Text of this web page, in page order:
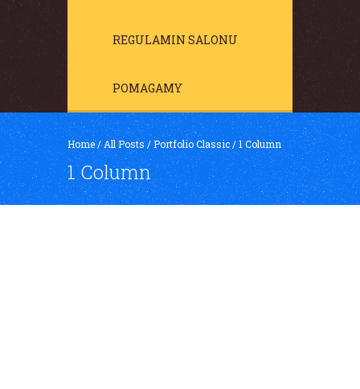
REGULAMIN SALONU
POMAGAMY
Home/All Posts/Portfolio Classic/1 Column
1 Column